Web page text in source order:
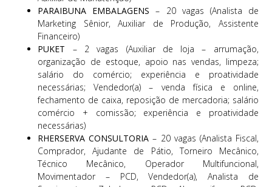
PARAIBUNA EMBALAGENS – 20 vagas (Analista de
Marketing Sênior, Auxiliar de Produção, Assistente
Financeiro)
PUKET – 2 vagas (Auxiliar de loja – arrumação,
organização de estoque, apoio nas vendas, limpeza;
salário do comércio; experiência e proatividade
necessárias; Vendedor(a) – venda física e online,
fechamento de caixa, reposição de mercadoria; salário
comércio + comissão; experiência e proatividade
necessárias)
RHERSERVA CONSULTORIA – 20 vagas (Analista Fiscal,
Comprador, Ajudante de Pátio, Torneiro Mecânico,
Técnico Mecânico, Operador Multifuncional,
Movimentador – PCD, Vendedor(a), Analista de